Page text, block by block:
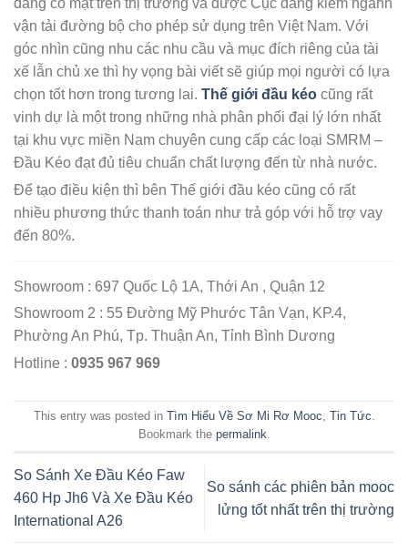
vận tải đường bộ cho phép sử dụng trên Việt Nam. Với
góc nhìn cũng nhu các nhu cầu và mục đích riêng của tài
xế lẫn chủ xe thì hy vọng bài viết sẽ giúp mọi người có lựa
chọn tốt hơn trong tương lai. Thế giới đầu kéo cũng rất
vinh dự là một trong những nhà phân phối đại lý lớn nhất
tại khu vực miền Nam chuyên cung cấp các loại SMRM –
Đầu Kéo đạt đủ tiêu chuẩn chất lượng đến từ nhà nước.
Để tạo điều kiện thì bên Thế giới đầu kéo cũng có rất
nhiều phương thức thanh toán như trả góp với hỗ trợ vay
đến 80%.
Showroom : 697 Quốc Lộ 1A, Thới An , Quận 12
Showroom 2 : 55 Đường Mỹ Phước Tân Vạn, KP.4,
Phường An Phú, Tp. Thuận An, Tỉnh Bình Dương
Hotline : 0935 967 969
This entry was posted in Tìm Hiểu Về Sơ Mi Rơ Mooc, Tin Tức.
Bookmark the permalink.
So Sánh Xe Đầu Kéo Faw
460 Hp Jh6 Và Xe Đầu Kéo
International A26
So sánh các phiên bản mooc
lửng tốt nhất trên thị trường